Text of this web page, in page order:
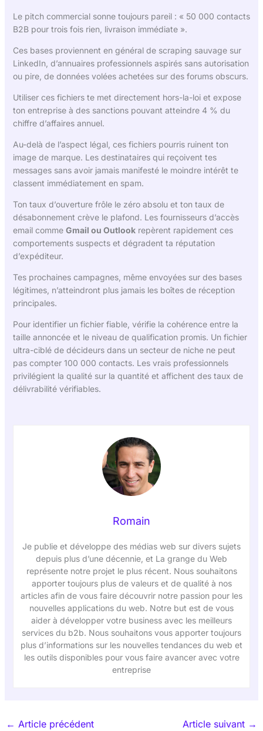
Le pitch commercial sonne toujours pareil : « 50 000 contacts
B2B pour trois fois rien, livraison immédiate ».
Ces bases proviennent en général de scraping sauvage sur
LinkedIn, d’annuaires professionnels aspirés sans autorisation
ou pire, de données volées achetées sur des forums obscurs.
Utiliser ces fichiers te met directement hors-la-loi et expose
ton entreprise à des sanctions pouvant atteindre 4 % du
chiffre d’affaires annuel.
Au-delà de l’aspect légal, ces fichiers pourris ruinent ton
image de marque. Les destinataires qui reçoivent tes
messages sans avoir jamais manifesté le moindre intérêt te
classent immédiatement en spam.
Ton taux d’ouverture frôle le zéro absolu et ton taux de
désabonnement crève le plafond. Les fournisseurs d’accès
email comme Gmail ou Outlookrepèrent rapidement ces
comportements suspects et dégradent ta réputation
d’expéditeur.
Tes prochaines campagnes, même envoyées sur des bases
légitimes, n’atteindront plus jamais les boîtes de réception
principales.
Pour identifier un fichier fiable, vérifie la cohérence entre la
taille annoncée et le niveau de qualification promis. Un fichier
ultra-ciblé de décideurs dans un secteur de niche ne peut
pas compter 100 000 contacts. Les vrais professionnels
privilégient la qualité sur la quantité et affichent des taux de
délivrabilité vérifiables.
Romain
Je publie et développe des médias web sur divers sujets
depuis plus d’une décennie, et La grange du Web
représente notre projet le plus récent. Nous souhaitons
apporter toujours plus de valeurs et de qualité à nos
articles afin de vous faire découvrir notre passion pour les
nouvelles applications du web. Notre but est de vous
aider à développer votre business avec les meilleurs
services du b2b. Nous souhaitons vous apporter toujours
plus d’informations sur les nouvelles tendances du web et
les outils disponibles pour vous faire avancer avec votre
entreprise
← Article précédent Article suivant →